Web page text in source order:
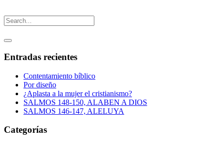
Entradas recientes
Contentamiento bíblico
Por diseño
¿Aplasta a la mujer el cristianismo?
SALMOS 148-150, ALABEN A DIOS
SALMOS 146-147, ALELUYA
Categorías